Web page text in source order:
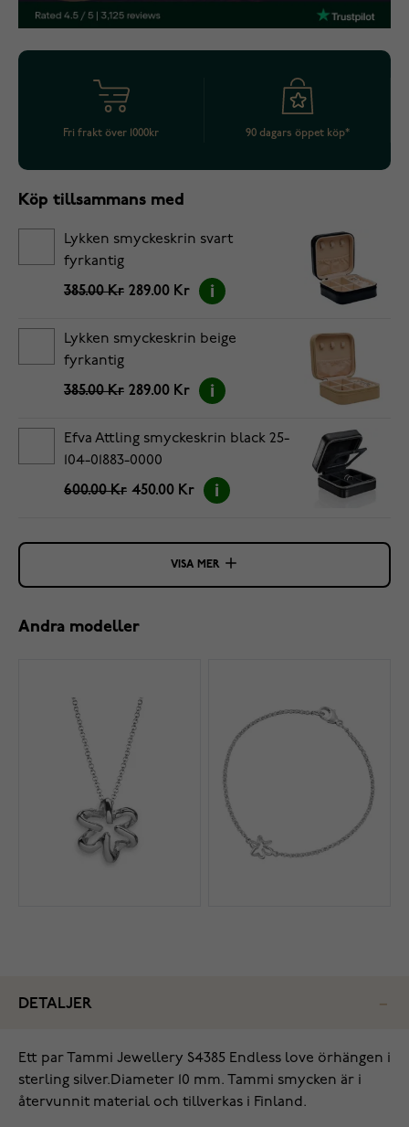
Fri frakt över 1000kr 90 dagars öppet köp*
Köp tillsammans med
Lykken smyckeskrin svart
fyrkantig
385.00 Kr 289.00 Kr
Lykken smyckeskrin beige
fyrkantig
385.00 Kr 289.00 Kr
Efva Attling smyckeskrin black 25-
104-01883-0000
600.00 Kr 450.00 Kr
VISA MER
Andra modeller
DETALJER
Ett par Tammi Jewellery S4385 Endless love örhängen i
sterling silver.Diameter 10 mm. Tammi smycken är i
återvunnit material och tillverkas i Finland.